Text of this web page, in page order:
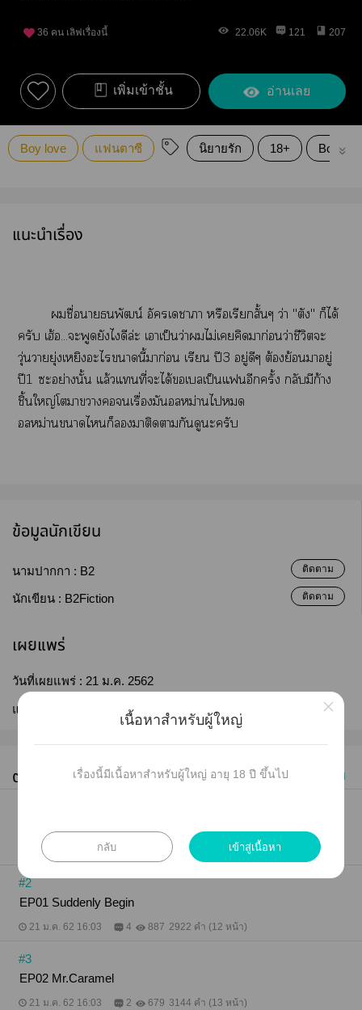
36 คน เลิฟเรื่องนี้ 22.06K 121 207
เพิ่มเข้าชั้น อ่านเลย
Boy love แฟนตาซี นิยายรัก 18+
แนะนำเรื่อง
ชื่อาพัฒน์ อัครเาา หรือเรียกสั้นๆ ว่า "ตัง" ก็ได้
ครับ เฮ้อ...ะพูดยังไดีล่ะ เาเป็นว่าไม่เคิดมาก่อนว่าชีวิตะ
วุ่นวายยุ่งเหยิงะไานี้มาก่อน เรียน ปี3 อยู่ดีๆ ต้องย้อนาอยู่
ปี1 ะอย่างนั้น แล้วแที่ะได้เบลเป็นแอีกครั้ง กลับมีก้าง
ชิ้นใหญ่โาาเรื่องมันอลหม่านไ
อลหม่านาไก็าติดากันดูะครับ
ข้อมูลนักเขียน
นามปากกา : B2 ติดตาม
นักเขียน : B2Fiction ติดตาม
เผยแพร่
วันที่เผยแพร่ : 21 ม.ค. 2562
แก้ไขล่าสุด : 12 มี.ค. 2568
ตอนทั้งหมด (38) เก่าไปใหม่
21 ม.ค. 62 16:03 1.08K 959 คำ (4 หน้า)
#2
EP01 Suddenly Begin
21 ม.ค. 62 16:03 4 887 2922 คำ (12 หน้า)
#3
EP02 Mr.Caramel
21 ม.ค. 62 16:03 2 679 3144 คำ (13 หน้า)
เนื้อหาสำหรับผู้ใหญ่
เรื่องนี้มีเนื้อหาสำหรับผู้ใหญ่ อายุ 18 ปี ขึ้นไป
กลับ เข้าสู่เนื้อหา
×